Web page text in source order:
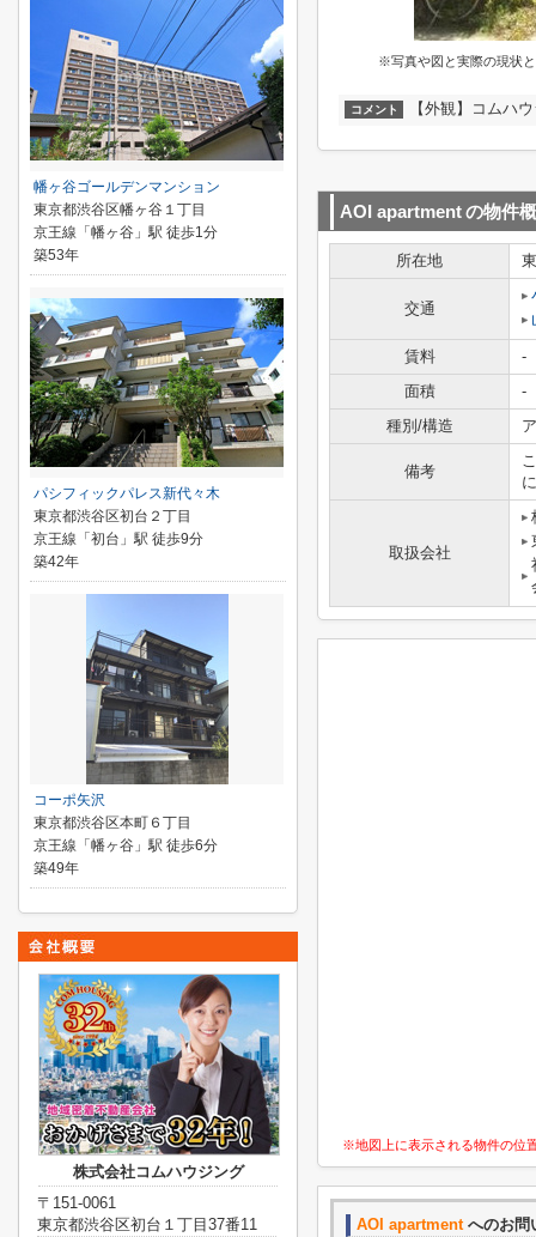
※写真や図と実際の現状
コメント 【外観】コムハ
AOI apartmentの物件
所在地
交通
賃料
-
面積
-
種別/構造
備考
取扱会社
※地図上に表示される物件の位
AOI apartmentへのお問
幡ヶ谷ゴールデンマンション
東京都渋谷区幡ヶ谷１丁目
京王線「幡ヶ谷」駅 徒歩1分
築53年
パシフィックパレス新代々木
東京都渋谷区初台２丁目
京王線「初台」駅 徒歩9分
築42年
コーポ矢沢
東京都渋谷区本町６丁目
京王線「幡ヶ谷」駅 徒歩6分
築49年
株式会社コムハウジング
〒151-0061
東京都渋谷区初台１丁目37番11